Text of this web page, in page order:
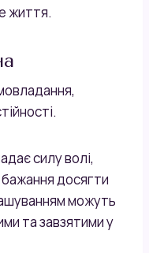
життя.
силу волі,
досягти
можуть
та завзятими у